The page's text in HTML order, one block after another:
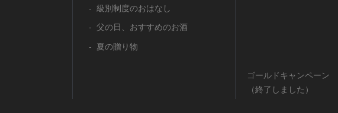
級別制度のおはなし
父の日、おすすめのお酒
夏の贈り物
ゴールドキャンペーン
（終了しました）